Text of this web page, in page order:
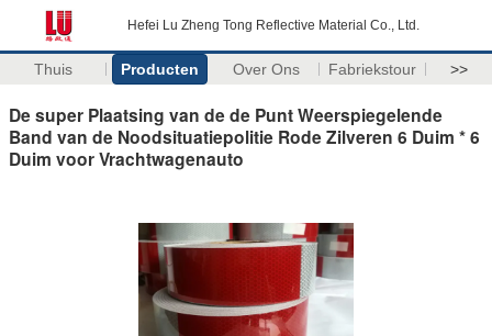
Hefei Lu Zheng Tong Reflective Material Co., Ltd.
Thuis Producten Over Ons Fabriekstour >>
De super Plaatsing van de de Punt Weerspiegelende
Band van de Noodsituatiepolitie Rode Zilveren 6 Duim * 6
Duim voor Vrachtwagenauto